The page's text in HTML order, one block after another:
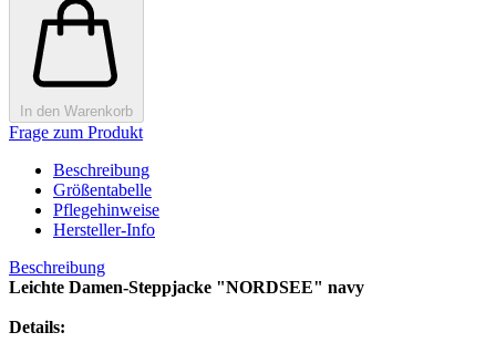
In den Warenkorb
Frage zum Produkt
Beschreibung
Größentabelle
Pflegehinweise
Hersteller-Info
Beschreibung
Leichte Damen-Steppjacke "NORDSEE" navy
Details: